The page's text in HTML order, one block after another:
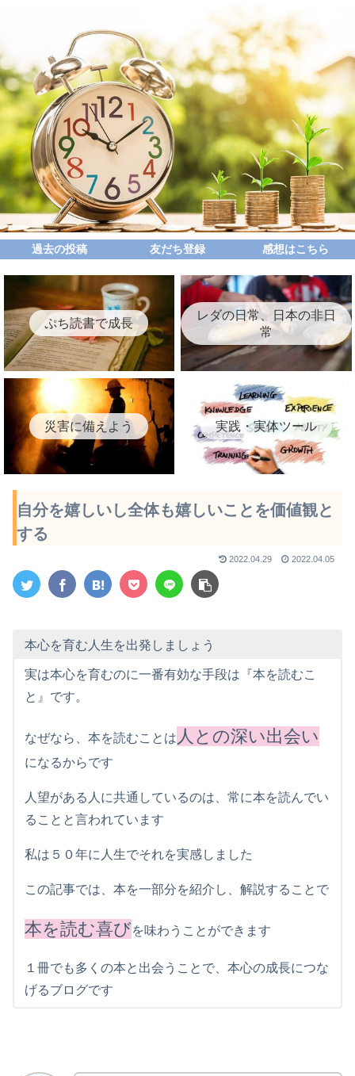
過去の投稿 友だち登録 感想はこちら
ぷち読書で成長
レダの日常、日本の非日
常
災害に備えよう 実践・実体ツール
自分を嬉しいし全体も嬉しいことを価値観と
する
2022.04.29 2022.04.05
本心を育む人生を出発しましょう
実は本心を育むのに一番有効な手段は『本を読むこ
と』です。
なぜなら、本を読むことは 人との深い出会い
になるからです
人望がある人に共通しているのは、常に本を読んでい
ることと言われています
私は５０年に人生でそれを実感しました
この記事では、本を一部分を紹介し、解説することで
本を読む喜びを味わうことができます
１冊でも多くの本と出会うことで、本心の成長につな
げるブログです